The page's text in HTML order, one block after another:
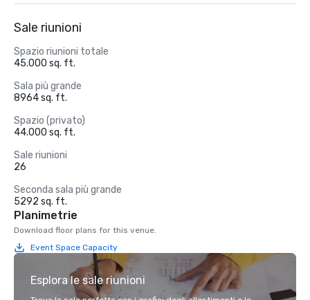
Sale riunioni
Spazio riunioni totale
45.000 sq. ft.
Sala più grande
8964 sq. ft.
Spazio (privato)
44.000 sq. ft.
Sale riunioni
26
Seconda sala più grande
5292 sq. ft.
Planimetrie
Download floor plans for this venue.
Event Space Capacity
Esplora le sale riunioni